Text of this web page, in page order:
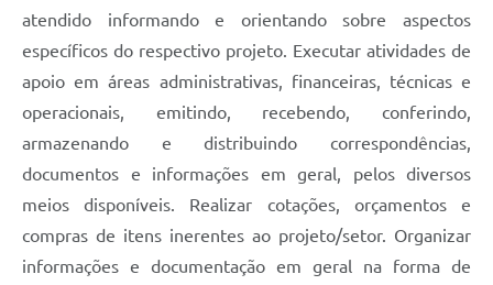
atendido informando e orientando sobre aspectos
específicos do respectivo projeto. Executar atividades de
apoio em áreas administrativas, financeiras, técnicas e
operacionais, emitindo, recebendo, conferindo,
armazenando e distribuindo correspondências,
documentos e informações em geral, pelos diversos
meios disponíveis. Realizar cotações, orçamentos e
compras de itens inerentes ao projeto/setor. Organizar
informações e documentação em geral na forma de